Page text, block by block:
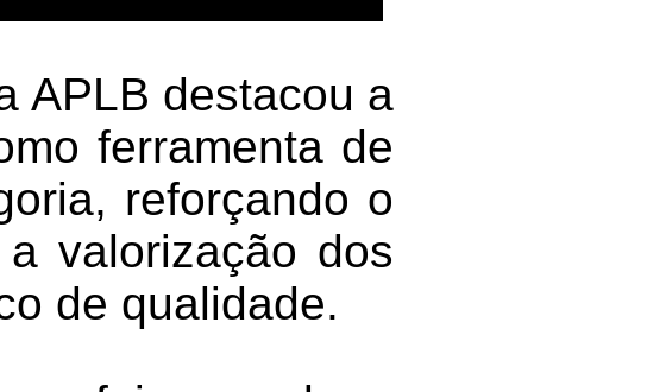
APLB destacou a
ferramenta de
reforçando o
valorização dos
de qualidade.